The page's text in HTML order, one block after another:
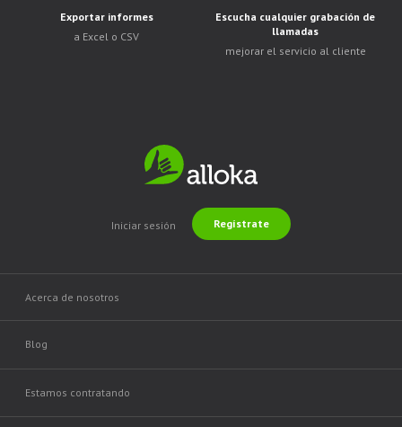
Exportar informes
a Excel o CSV
Escucha cualquier grabación de
llamadas
mejorar el servicio al cliente
Iniciar sesión Regístrate
Acerca de nosotros
Blog
Estamos contratando